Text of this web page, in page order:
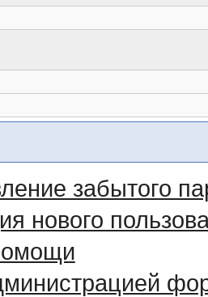
забытого
нового